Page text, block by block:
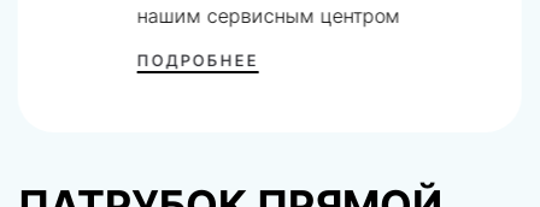
нашим сервисным центром
ПОДРОБНЕЕ